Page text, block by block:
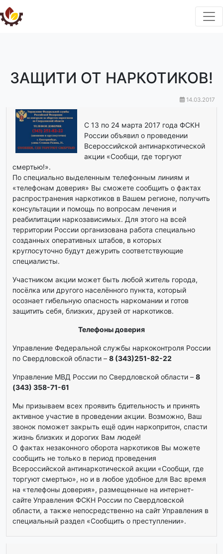
ЗАЩИТИ ОТ НАРКОТИКОВ!
14.03.2017
С 13 по 24 марта 2017 года ФСКН
России объявил о проведении
Всероссийской антинаркотической
акции «Сообщи, где торгуют
смертью!».
По специально выделенным телефонным линиям и
«телефонам доверия» Вы сможете сообщить о фактах
распространения наркотиков в Вашем регионе, получить
консультации и помощь по вопросам лечения и
реабилитации наркозависимых. Для этого на всей
территории России организована работа специально
созданных оперативных штабов, в которых
круглосуточно будут дежурить соответствующие
специалисты.
Участником акции может быть любой житель города,
посёлка или другого населённого пункта, который
осознает гибельную опасность наркомании и готов
защитить себя, близких, друзей от наркотиков.
Телефоны доверия
Управление Федеральной службы наркоконтроля России
по Свердловской области – 8 (343)251-82-22
Управление МВД России по Cвердловской области – 8
(343) 358-71-61
Мы призываем всех проявить бдительность и принять
активное участие в проведении акции. Возможно, Ваш
звонок поможет закрыть ещё один наркопритон, спасти
жизнь близких и дорогих Вам людей!
О фактах незаконного оборота наркотиков Вы можете
сообщить не только в период проведения
Всероссийской антинаркотической акции «Сообщи, где
торгуют смертью», но и в любое удобное для Вас время
на «телефоны доверия», размещенные на интернет-
сайте Управления ФСКН России по Свердловской
области, а также непосредственно на сайт Управления в
специальный раздел «Сообщить о преступлении».